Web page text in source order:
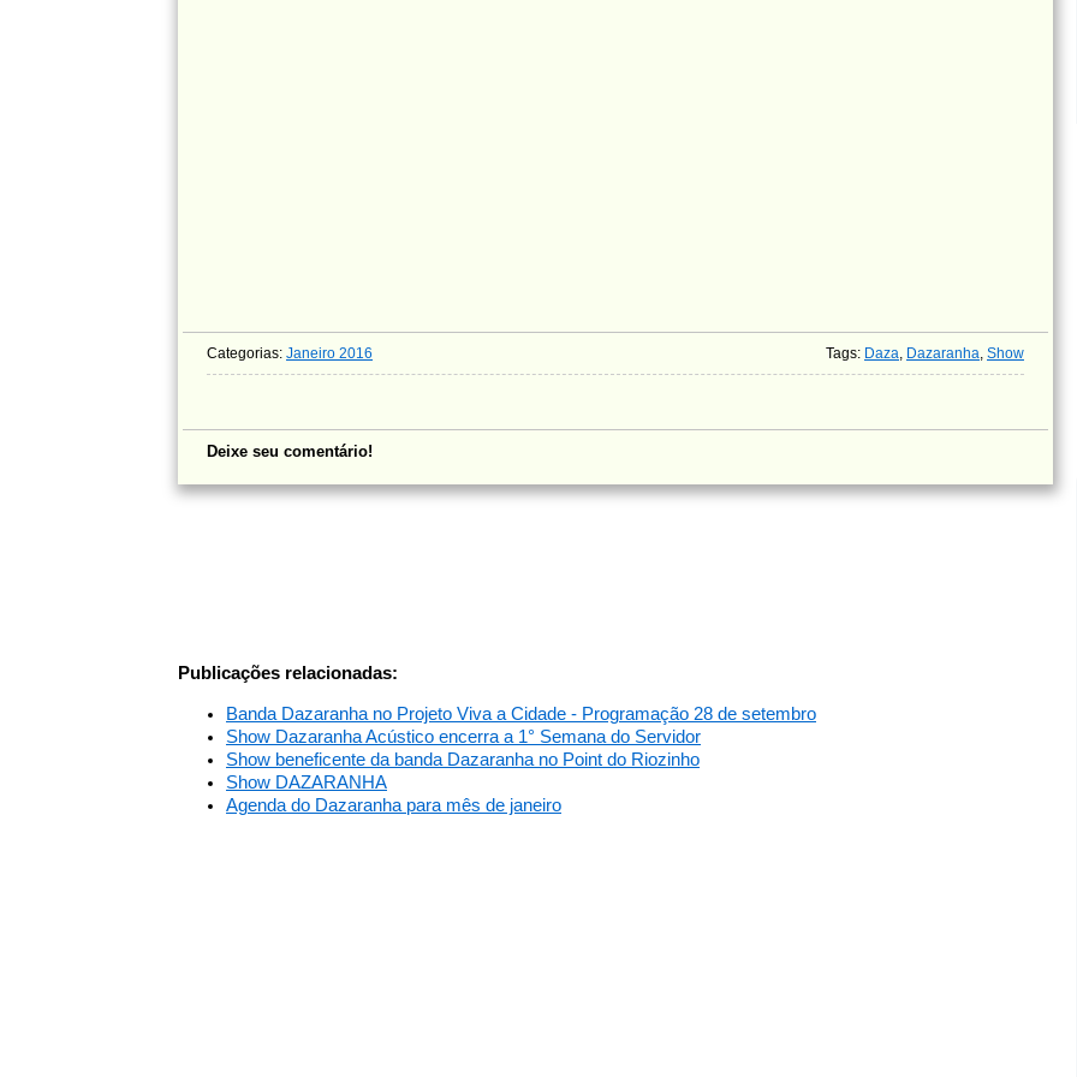
Categorias: Janeiro 2016 Tags: Daza, Dazaranha, Show
Deixe seu comentário!
Publicações relacionadas:
Banda Dazaranha no Projeto Viva a Cidade - Programação 28 de setembro
Show Dazaranha Acústico encerra a 1° Semana do Servidor
Show beneficente da banda Dazaranha no Point do Riozinho
Show DAZARANHA
Agenda do Dazaranha para mês de janeiro